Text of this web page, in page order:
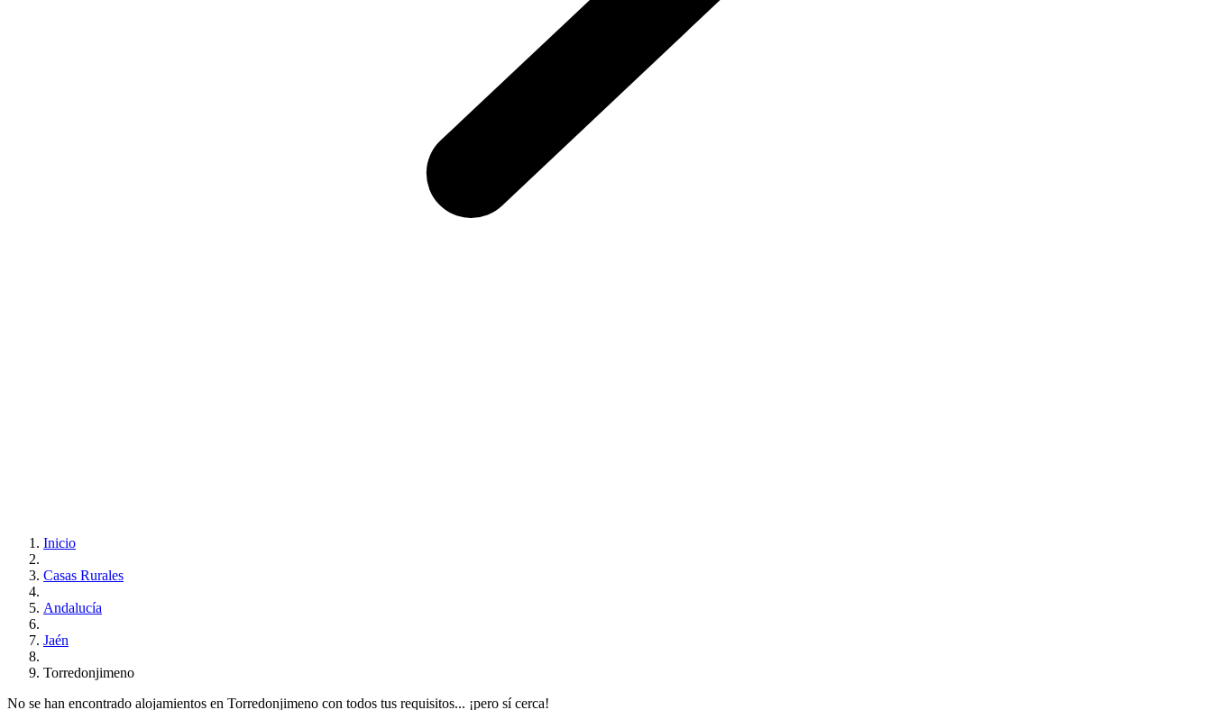
Inicio
Casas Rurales
Andalucía
Jaén
Torredonjimeno
No se han encontrado alojamientos en Torredonjimeno con todos tus requisitos... ¡pero sí cerca!